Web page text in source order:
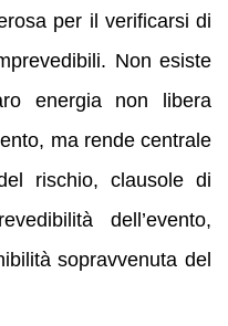
per il verificarsi di
Non esiste
energia non libera
ma rende centrale
rischio, clausole di
dell’evento,
sopravvenuta del